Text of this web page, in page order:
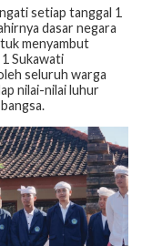
setiap tanggal 1
dasar negara
menyambut
Sukawati
seluruh warga
nilai-nilai luhur